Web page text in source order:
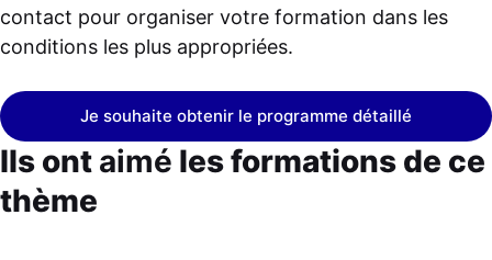
contact pour organiser votre formation dans les
conditions les plus appropriées.
Ils ont aimé les formations de ce
thème